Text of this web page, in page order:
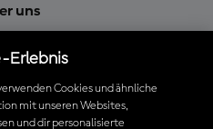
uns
Erlebnis
Cookies und ähnliche
mit unseren Websites,
und dir personalisierte